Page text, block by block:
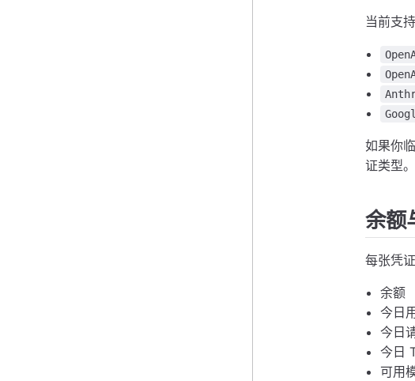
当前支
如果你
证类型。
余额
每张凭
余额
今日
今日
今日
可用